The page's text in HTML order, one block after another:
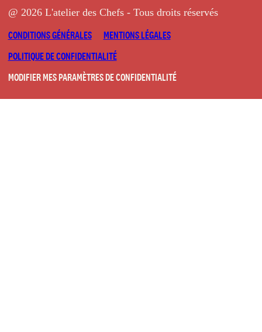
@ 2026 L'atelier des Chefs - Tous droits réservés
CONDITIONS GÉNÉRALES
MENTIONS LÉGALES
POLITIQUE DE CONFIDENTIALITÉ
MODIFIER MES PARAMÈTRES DE CONFIDENTIALITÉ